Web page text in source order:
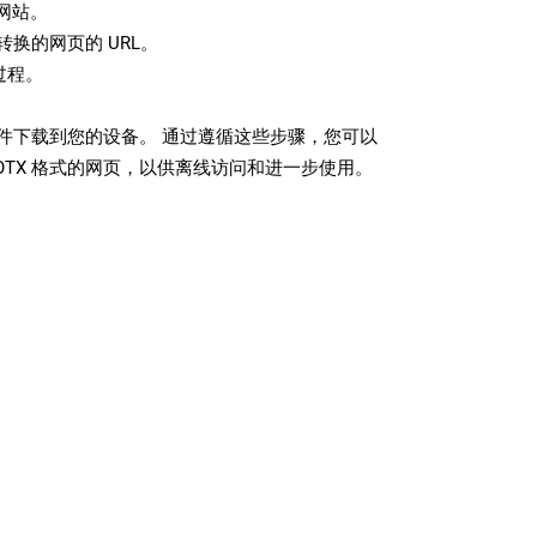
站。
的网页的 URL。
。
下载到您的设备。 通过遵循这些步骤，您可以
格式的网页，以供离线访问和进一步使用。